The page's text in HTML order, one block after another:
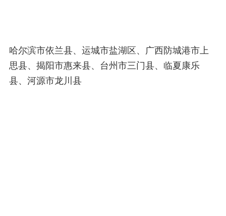
哈尔滨市依兰县、运城市盐湖区、广西防城港市上
思县、揭阳市惠来县、台州市三门县、临夏康乐
县、河源市龙川县